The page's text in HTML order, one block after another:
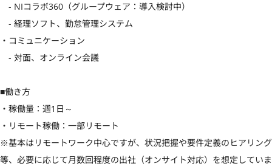
- NIコラボ360（グループウェア：導入検討中）
- 経理ソフト、勤怠管理システム
・コミュニケーション
- 対面、オンライン会議
■働き方
・稼働量：週1日～
・リモート稼働：一部リモート
※基本はリモートワーク中心ですが、状況把握や要件定義のヒアリング
等、必要に応じて月数回程度の出社（オンサイト対応）を想定していま